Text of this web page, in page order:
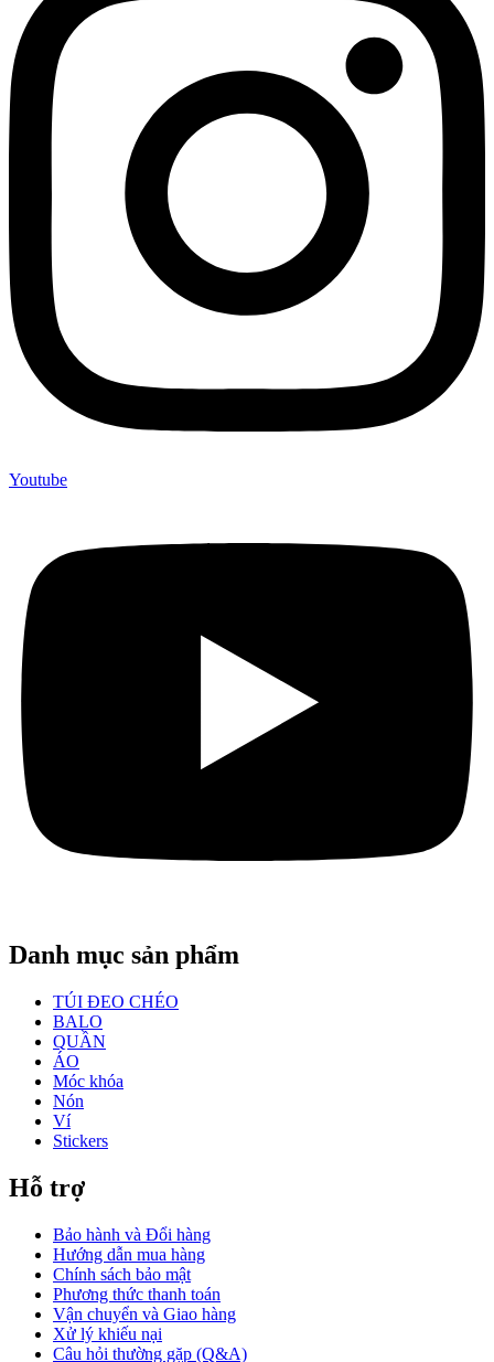
Youtube
Danh mục sản phẩm
TÚI ĐEO CHÉO
BALO
QUẦN
ÁO
Móc khóa
Nón
Ví
Stickers
Hỗ trợ
Bảo hành và Đổi hàng
Hướng dẫn mua hàng
Chính sách bảo mật
Phương thức thanh toán
Vận chuyển và Giao hàng
Xử lý khiếu nại
Câu hỏi thường gặp (Q&A)